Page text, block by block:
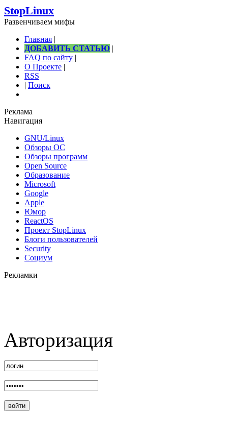
StopLinux
Развенчиваем мифы
Главная |
ДОБАВИТЬ СТАТЬЮ |
FAQ по сайту |
О Проекте |
RSS
| Поиск
Реклама
Навигация
GNU/Linux
Обзоры ОС
Обзоры программ
Open Source
Образование
Microsoft
Google
Apple
Юмор
ReactOS
Проект StopLinux
Блоги пользователей
Security
Социум
Рекламки
Авторизация